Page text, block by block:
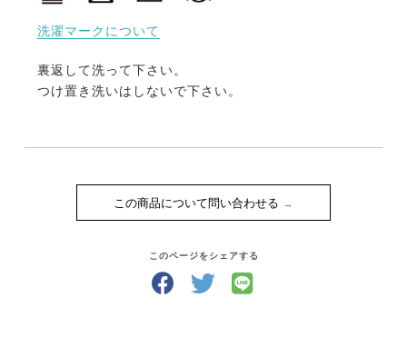
洗濯マークについて
裏返して洗って下さい。
つけ置き洗いはしないで下さい。
この商品について問い合わせる
このページをシェアする